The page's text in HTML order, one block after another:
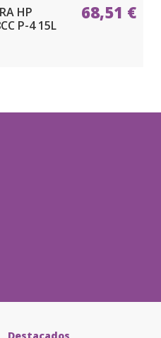
HP
P-4 15L
68,51 €
Destacados